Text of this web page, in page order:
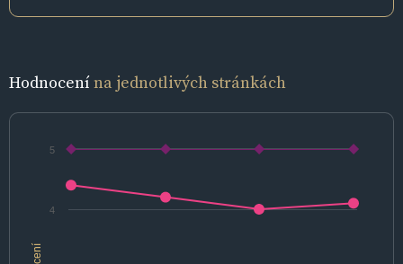
Hodnocenína jednotlivých stránkách
4
5